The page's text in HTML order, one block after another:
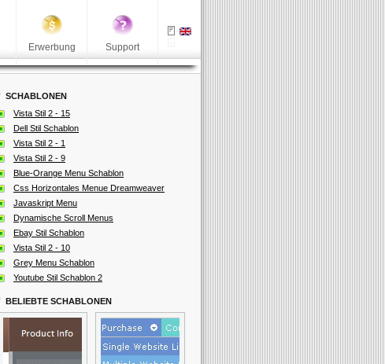
Erwerbung Support
SCHABLONEN
Vista Stil 2 - 15
Dell Stil Schablon
Vista Stil 2 - 1
Vista Stil 2 - 9
Blue-Orange Menu Schablon
Css Horizontales Menue Dreamweaver
Javaskript Menu
Dynamische Scroll Menus
Ebay Stil Schablon
Vista Stil 2 - 10
Grey Menu Schablon
Youtube Stil Schablon 2
BELIEBTE SCHABLONEN